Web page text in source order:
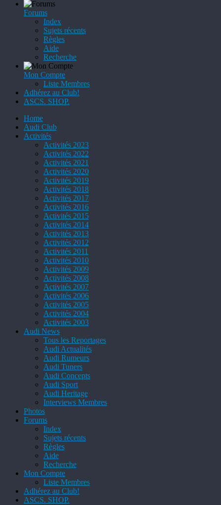
Forums
Index
Sujets récents
Règles
Aide
Recherche
Mon Compte
Liste Membres
Adhérez au Club!
ASCS. SHOP.
Home
Audi Club
Activités
Activités 2023
Activités 2022
Activités 2021
Activités 2020
Activités 2019
Activités 2018
Activités 2017
Activités 2016
Activités 2015
Activités 2014
Activités 2013
Activités 2012
Activités 2011
Activités 2010
Activités 2009
Activités 2008
Activités 2007
Activités 2006
Activités 2005
Activités 2004
Activités 2003
Audi News
Tous les Reportages
Audi Actualités
Audi Rumeurs
Audi Tuners
Audi Concepts
Audi Sport
Audi Heritage
Interviews Membres
Photos
Forums
Index
Sujets récents
Règles
Aide
Recherche
Mon Compte
Liste Membres
Adhérez au Club!
ASCS. SHOP.